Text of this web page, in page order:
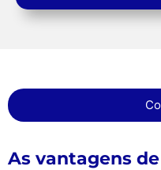
As vantagens